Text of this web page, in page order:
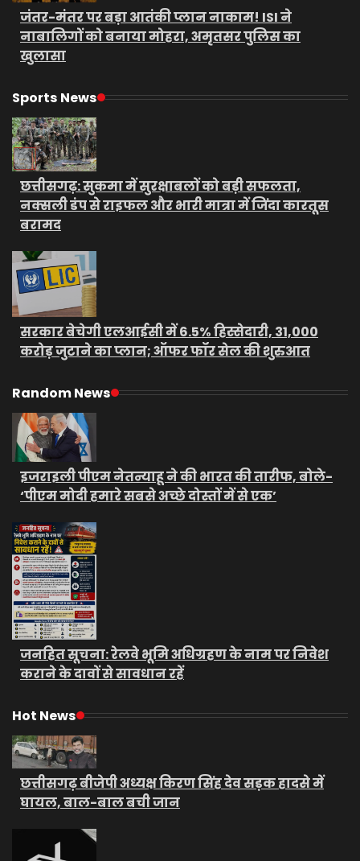
जंतर-मंतर पर बड़ा आतंकी प्लान नाकाम! ISI ने
नाबालिगों को बनाया मोहरा, अमृतसर पुलिस का
खुलासा
Sports News
छत्तीसगढ़: सुकमा में सुरक्षाबलों को बड़ी सफलता,
नक्सली डंप से राइफल और भारी मात्रा में जिंदा कारतूस
बरामद
सरकार बेचेगी एलआईसी में 6.5% हिस्सेदारी, 31,000
करोड़ जुटाने का प्लान; ऑफर फॉर सेल की शुरुआत
Random News
इजराइली पीएम नेतन्याहू ने की भारत की तारीफ, बोले-
‘पीएम मोदी हमारे सबसे अच्छे दोस्तों में से एक’
जनहित सूचना: रेलवे भूमि अधिग्रहण के नाम पर निवेश
कराने के दावों से सावधान रहें
Hot News
छत्तीसगढ़ बीजेपी अध्यक्ष किरण सिंह देव सड़क हादसे में
घायल, बाल-बाल बची जान